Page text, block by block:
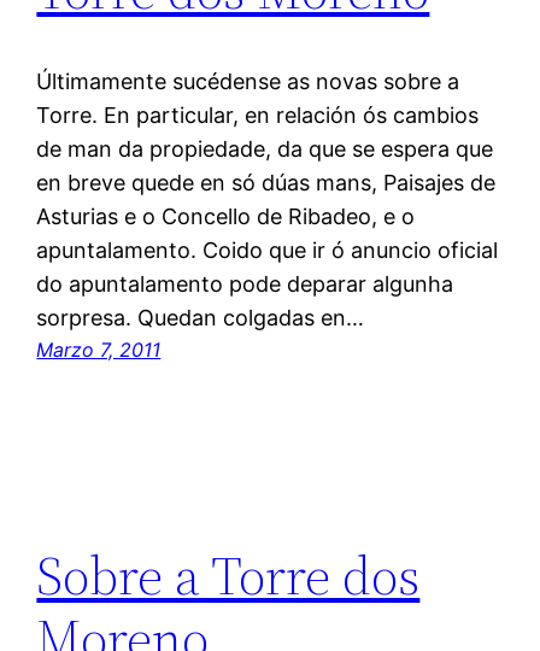
Últimamente sucédense as novas sobre a
Torre. En particular, en relación ós cambios
de man da propiedade, da que se espera que
en breve quede en só dúas mans, Paisajes de
Asturias e o Concello de Ribadeo, e o
apuntalamento. Coido que ir ó anuncio oficial
do apuntalamento pode deparar algunha
sorpresa. Quedan colgadas en…
Marzo 7, 2011
Sobre a Torre dos